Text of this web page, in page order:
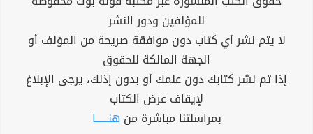
للمؤلفين ودور النشر
لا يتم نشر أي كتاب دون موافقة صريحة من المؤلف أو
الجهة المالكة للحقوق
إذا تم نشر كتابك دون علمك أو بدون إذنك، يرجى الإبلاغ
لإيقاف عرض الكتاب
بمراسلتنا مباشرة من هنــــــا